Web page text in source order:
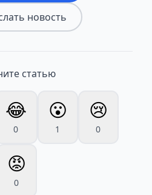
новость
статью
😂
0
😮
1
😢
0
😡
0